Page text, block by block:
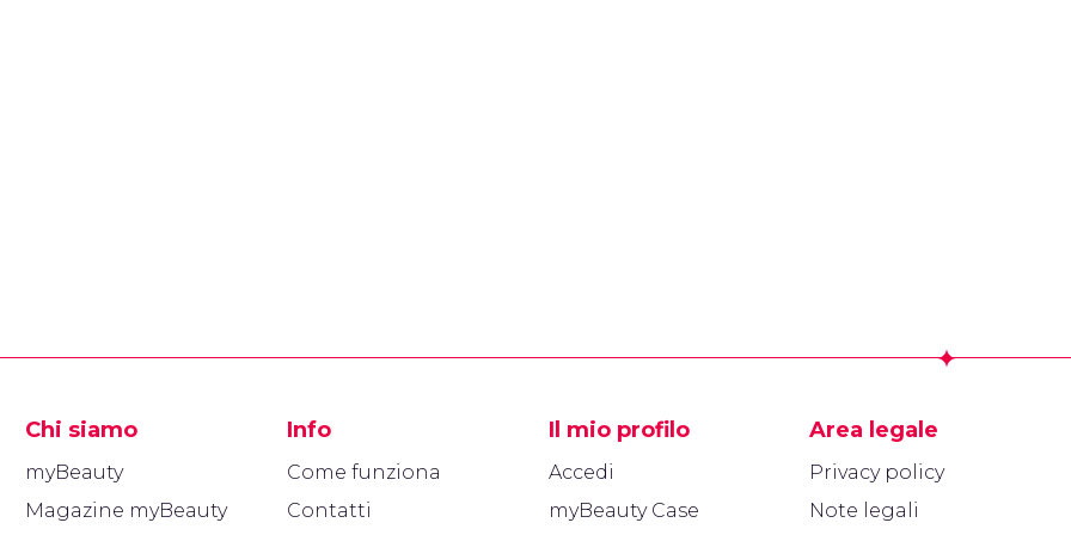
Chi siamo
myBeauty
Magazine myBeauty
Info
Come funziona
Contatti
Il mio profilo
Accedi
myBeauty Case
Area legale
Privacy policy
Note legali